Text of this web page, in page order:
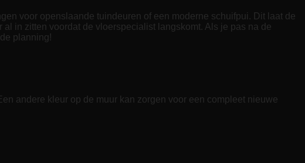
voor openslaande tuindeuren of een moderne schuifpui. Dit laat de
in zitten voordat de vloerspecialist langskomt. Als je pas na de
planning!
andere kleur op de muur kan zorgen voor een compleet nieuwe